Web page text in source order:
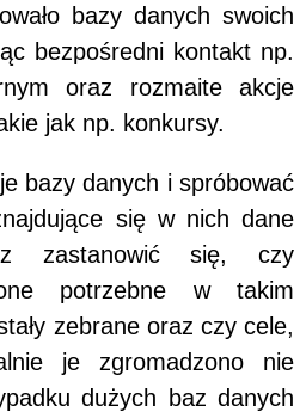
bazy danych swoich
bezpośredni kontakt np.
oraz rozmaite akcje
jak np. konkursy.
bazy danych i spróbować
się w nich dane
zastanowić się, czy
potrzebne w takim
zebrane oraz czy cele,
je zgromadzono nie
dużych baz danych